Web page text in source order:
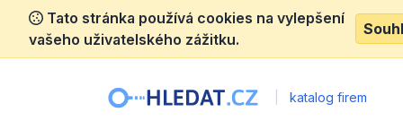
Tato stránka používá cookies na vylepšení
vašeho uživatelského zážitku.
katalog firem